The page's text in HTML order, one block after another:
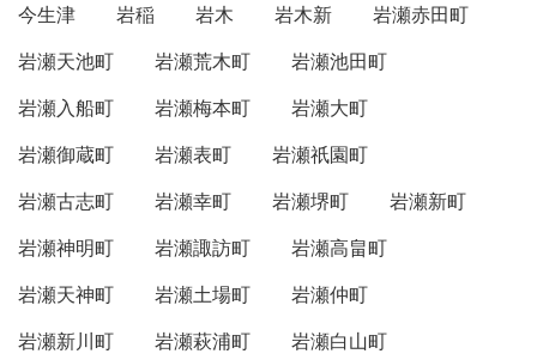
今生津
岩稲 岩木 岩木新
岩瀬赤田町
岩瀬天池町
岩瀬荒木町
岩瀬池田町
岩瀬入船町
岩瀬梅本町
岩瀬大町
岩瀬御蔵町
岩瀬表町
岩瀬祇園町
岩瀬古志町
岩瀬幸町 岩瀬堺町
岩瀬新町
岩瀬神明町
岩瀬諏訪町
岩瀬高畠町
岩瀬天神町
岩瀬土場町
岩瀬仲町
岩瀬新川町
岩瀬萩浦町
岩瀬白山町